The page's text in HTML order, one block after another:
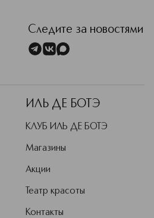
Следите за новостями
ИЛЬ ДЕ БОТЭ
КЛУБ ИЛЬ ДЕ БОТЭ
Магазины
Акции
Театр красоты
Контакты